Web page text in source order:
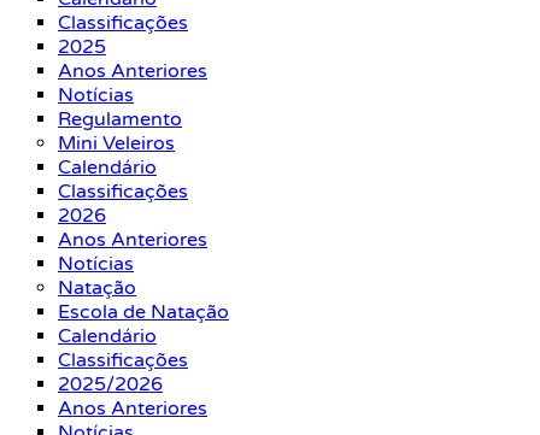
Classificações
2025
Anos Anteriores
Notícias
Regulamento
Mini Veleiros
Calendário
Classificações
2026
Anos Anteriores
Notícias
Natação
Escola de Natação
Calendário
Classificações
2025/2026
Anos Anteriores